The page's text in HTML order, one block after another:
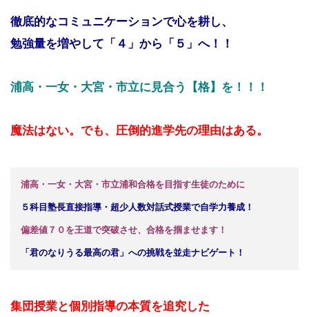
徹底的なコミュニケーションで心を耕し、
勉強量を増やして「４」から「５」へ！！
浦高・一女・大宮・市立に見合う 【格】を！！！
魔法はない。でも、圧倒的進学先の理由はある。
浦高・一女・大宮・市立浦和合格を目指す生徒のために
５科目塾長直接指導・超少人数対話式授業で自学力養成！
偏差値７０を王道で突破させ、合格を掴ませます！
「君のなりうる最高の君」への挑戦を並走ナビゲート！
集団授業と個別指導の本質を追究した